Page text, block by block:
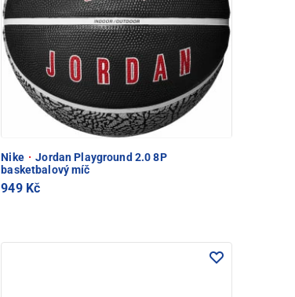
Nike · Jordan Playground 2.0 8P
basketbalový míč
949 Kč